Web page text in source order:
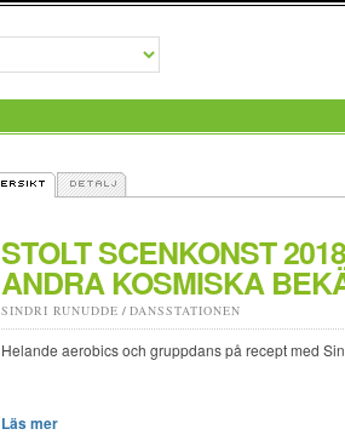
STOLT SCENKONST
ANDRA KOSMISKA
SINDRI RUNUDDE / DANSSTATIONEN
Helande aerobics och gruppdans på recept med
Läs mer